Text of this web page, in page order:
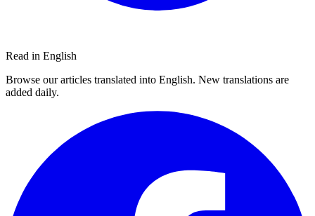
Read in English
Browse our articles translated into English. New translations are
added daily.